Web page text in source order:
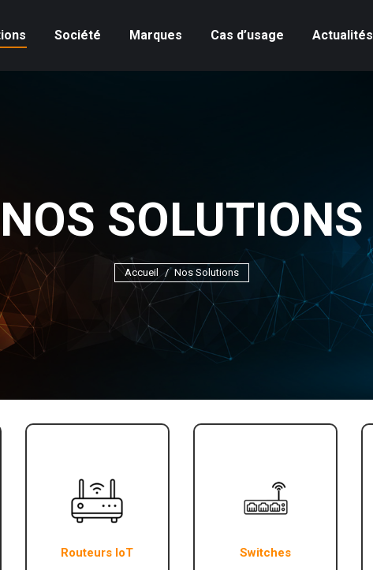
Société Marques Cas d’usage Actualités
NOS SOLUTIONS
Vous êtes ici :
Accueil Nos Solutions
Routeurs IoT Switches